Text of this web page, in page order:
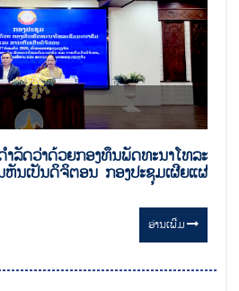
ດວ່າດ້ວຍກອງທຶນພັດທະນາໂທລະ
ນເປັນດິຈິຕອນ ກອງປະຊຸມເຜີຍແຜ່
ອ່ານ​ເພີ່ມ